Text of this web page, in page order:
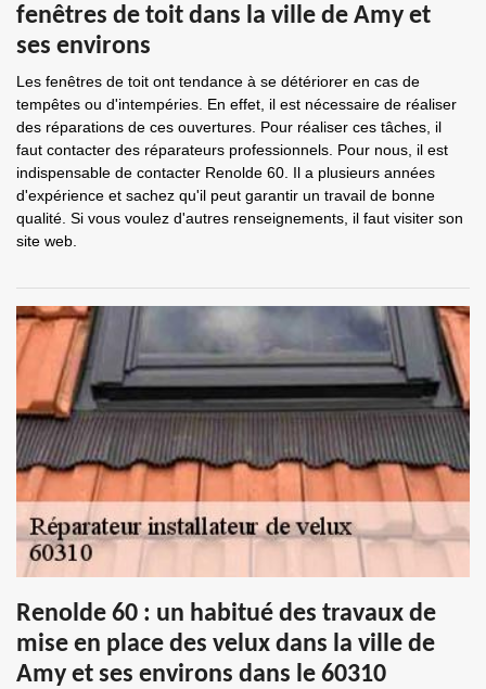
fenêtres de toit dans la ville de Amy et
ses environs
Les fenêtres de toit ont tendance à se détériorer en cas de
tempêtes ou d'intempéries. En effet, il est nécessaire de réaliser
des réparations de ces ouvertures. Pour réaliser ces tâches, il
faut contacter des réparateurs professionnels. Pour nous, il est
indispensable de contacter Renolde 60. Il a plusieurs années
d'expérience et sachez qu'il peut garantir un travail de bonne
qualité. Si vous voulez d'autres renseignements, il faut visiter son
site web.
Renolde 60 : un habitué des travaux de
mise en place des velux dans la ville de
Amy et ses environs dans le 60310